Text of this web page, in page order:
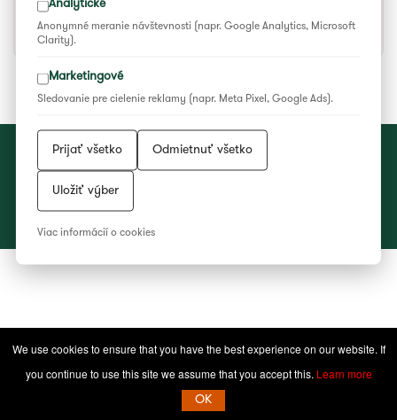
We use cookies to ensure that you have the best experience on our website. If
you continue to use this site we assume that you accept this. Learn more
OK
Etnodom
Vyhlásenie o ochrane súkromia|Všeobecné podmienky súťaží
Nastavenia cookies
2023 © Národné osvetové centrum
Analytické
Anonymné meranie návštevnosti (napr. Google Analytics, Microsoft
Clarity).
Marketingové
Sledovanie pre cielenie reklamy (napr. Meta Pixel, Google Ads).
Prijať všetko Odmietnuť všetko
Uložiť výber
Viac informácií o cookies